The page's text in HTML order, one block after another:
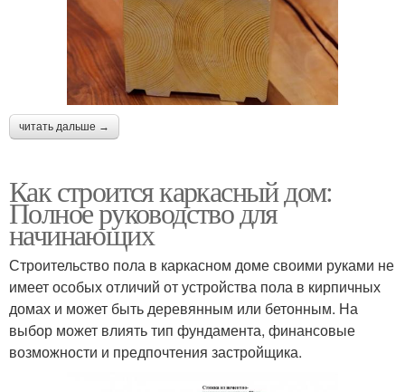
читать дальше →
Как строится каркасный дом:
Полное руководство для
начинающих
Строительство пола в каркасном доме своими руками не
имеет особых отличий от устройства пола в кирпичных
домах и может быть деревянным или бетонным. На
выбор может влиять тип фундамента, финансовые
возможности и предпочтения застройщика.